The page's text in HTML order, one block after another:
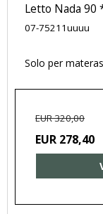
Letto Nada 90
07-75211uuuu
Solo per
EUR 320,00
EUR 278,40